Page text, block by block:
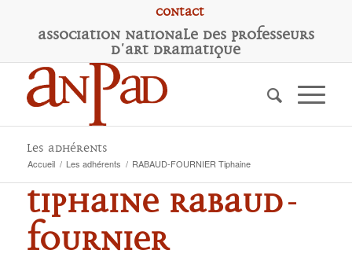
Contact
Association Nationale des Professeurs
d'Art Dramatique
Les adhérents
Accueil / Les adhérents / RABAUD-FOURNIER Tiphaine
Tiphaine RABAUD-
FOURNIER